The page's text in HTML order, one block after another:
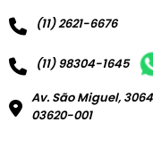
(11) 2621-6676
(11) 98304-1645
Av. São Miguel,
03620-001